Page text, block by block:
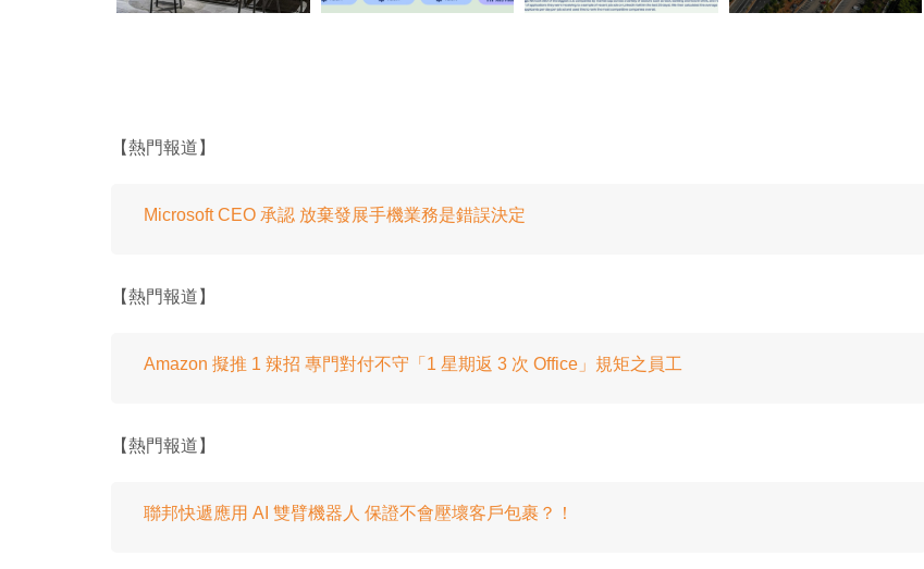
【熱門報道】
Microsoft CEO 承認 放棄發展手機業務是錯誤決定
【熱門報道】
Amazon 擬推 1 辣招 專門對付不守「1 星期返 3 次 Office」規矩之員工
【熱門報道】
聯邦快遞應用 AI 雙臂機器人 保證不會壓壞客戶包裹？！